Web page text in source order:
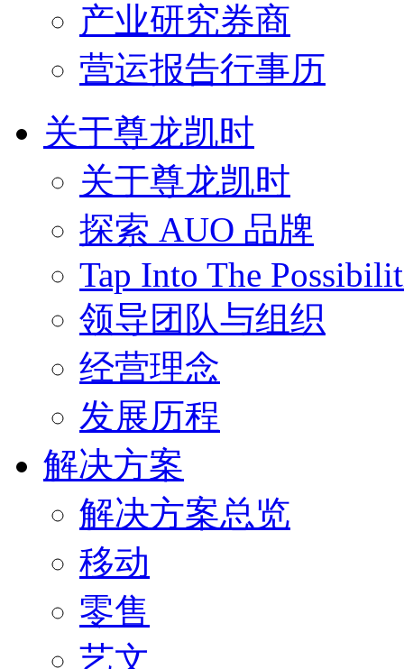
产业研究券商
营运报告行事历
关于尊龙凯时
关于尊龙凯时
探索 AUO 品牌
Tap Into The
领导团队与组织
经营理念
发展历程
解决方案
解决方案总览
移动
零售
艺文